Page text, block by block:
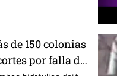
de 150 colonias
por falla de